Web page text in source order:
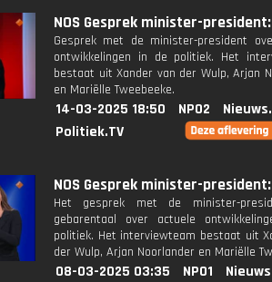
NOS Gesprek minister-
Gesprek met de minister-president
ontwikkelingen in de politiek. Het
bestaat uit Xander van der Wulp, Arjan
en Mariëlle Tweebeeke.
14-03-2025 18:50 NPO2
Politiek.TV
NOS Gesprek minister-
Het gesprek met de minister-
gebarentaal over actuele
politiek. Het interviewteam bestaat uit
der Wulp, Arjan Noorlander en Mariëlle
08-03-2025 03:35 NPO1